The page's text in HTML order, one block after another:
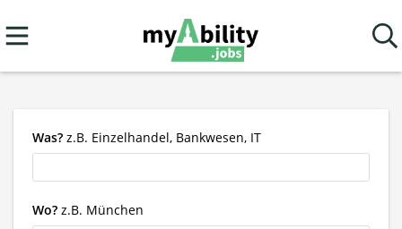
Was? z.B. Einzelhandel, Bankwesen, IT
Wo? z.B. München